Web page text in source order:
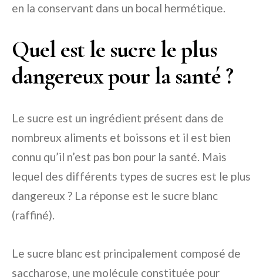
en la conservant dans un bocal hermétique.
Quel est le sucre le plus
dangereux pour la santé ?
Le sucre est un ingrédient présent dans de
nombreux aliments et boissons et il est bien
connu qu’il n’est pas bon pour la santé. Mais
lequel des différents types de sucres est le plus
dangereux ? La réponse est le sucre blanc
(raffiné).
Le sucre blanc est principalement composé de
saccharose, une molécule constituée pour